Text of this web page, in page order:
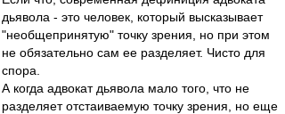
дьявола - это человек, который высказывает
"необщепринятую" точку зрения, но при этом
не обязательно сам ее разделяет. Чисто для
спора.
А когда адвокат дьявола мало того, что не
разделяет отстаиваемую точку зрения, но еще